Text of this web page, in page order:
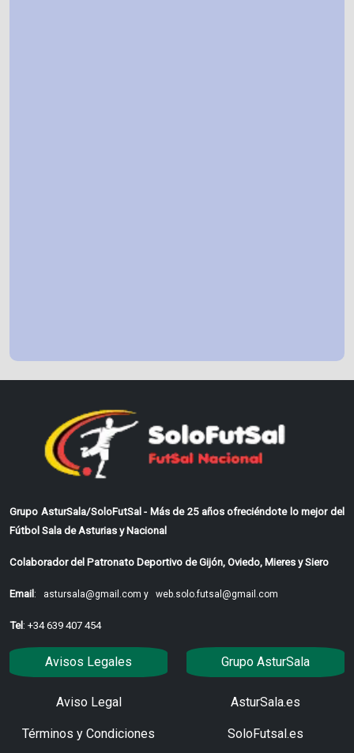
Grupo AsturSala/SoloFutSal - Más de 25 años ofreciéndote lo mejor del
Fútbol Sala de Asturias y Nacional
Colaborador del Patronato Deportivo de Gijón, Oviedo, Mieres y Siero
Email: astursala@gmail.com y web.solo.futsal@gmail.com
Tel: +34 639 407 454
Avisos Legales
Aviso Legal
Términos y Condiciones
Grupo AsturSala
AsturSala.es
SoloFutsal.es